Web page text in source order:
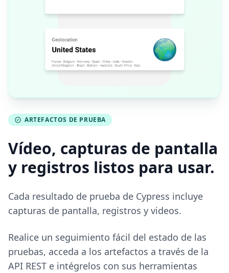
ARTEFACTOS DE PRUEBA
Vídeo, capturas de pantalla
y registros listos para usar.
Cada resultado de prueba de Cypress incluye
capturas de pantalla, registros y videos.
Realice un seguimiento fácil del estado de las
pruebas, acceda a los artefactos a través de la
API REST e intégrelos con sus herramientas